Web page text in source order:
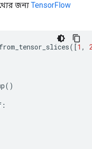
জন্য TensorFlow
from_tensor_slices([1 ,
()
: